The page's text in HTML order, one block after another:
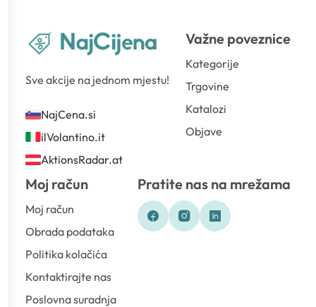
Sve akcije na jednom mjestu!
NajCena.si
ilVolantino.it
AktionsRadar.at
Važne poveznice
Kategorije
Trgovine
Katalozi
Objave
Moj račun
Moj račun
Obrada podataka
Politika kolačića
Kontaktirajte nas
Poslovna suradnja
Pratite nas na mrežama